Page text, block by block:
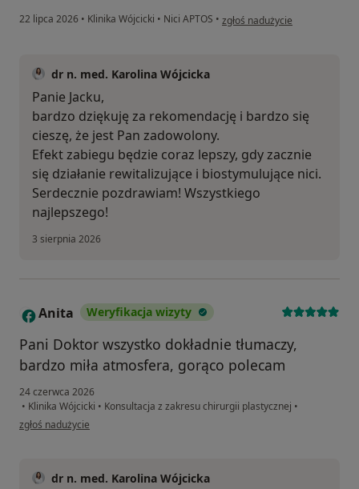
22 lipca 2026 • Klinika Wójcicki • Nici APTOS • w opinii użytkownika Jacek
zgłoś nadużycie
dr n. med. Karolina Wójcicka
Panie Jacku,
bardzo dziękuję za rekomendację i bardzo się
cieszę, że jest Pan zadowolony.
Efekt zabiegu będzie coraz lepszy, gdy zacznie
się działanie rewitalizujące i biostymulujące nici.
Serdecznie pozdrawiam! Wszystkiego
najlepszego!
3 sierpnia 2026
A Anita Weryfikacja wizyty
Pani Doktor wszystko dokładnie tłumaczy,
bardzo miła atmosfera, gorąco polecam
24 czerwca 2026
• Klinika Wójcicki • Konsultacja z zakresu chirurgii plastycznej •
w opinii użytkownika Anita
zgłoś nadużycie
dr n. med. Karolina Wójcicka